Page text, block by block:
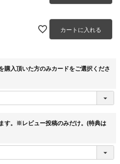
カートに入れる
購入頂いた方のみカードをご選択くださ
す。※レビュー投稿のみだけ。(特典は